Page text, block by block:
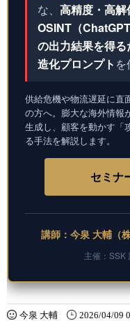
な、 高精度・高
OSINT（
の出力結果を得
造化プロンプト を
供給危機や物流遅延に直
の方へ。膨大な海外情報
生成し、顧客を動かす「
る手法を解説します。
セミナ
講師：今泉 大輔（
主催：SSK
今泉 大輔 2026/04/09